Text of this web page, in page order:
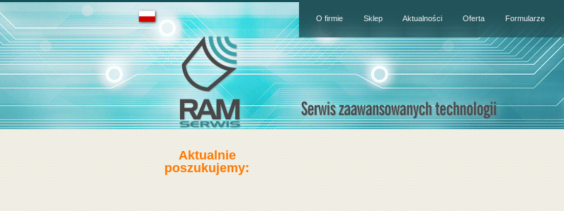
O firmie Sklep Aktualności Oferta Formularze
Aktualnie
poszukujemy: